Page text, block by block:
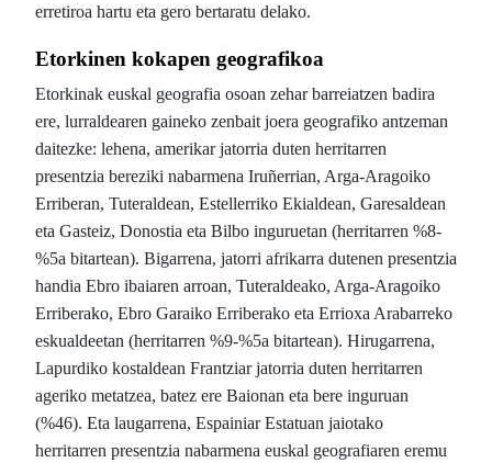
erretiroa hartu eta gero bertaratu delako.
Etorkinen kokapen geografikoa
Etorkinak euskal geografia osoan zehar barreiatzen badira
ere, lurraldearen gaineko zenbait joera geografiko antzeman
daitezke: lehena, amerikar jatorria duten herritarren
presentzia bereziki nabarmena Iruñerrian, Arga-Aragoiko
Erriberan, Tuteraldean, Estellerriko Ekialdean, Garesaldean
eta Gasteiz, Donostia eta Bilbo inguruetan (herritarren %8-
%5a bitartean). Bigarrena, jatorri afrikarra dutenen presentzia
handia Ebro ibaiaren arroan, Tuteraldeako, Arga-Aragoiko
Erriberako, Ebro Garaiko Erriberako eta Errioxa Arabarreko
eskualdeetan (herritarren %9-%5a bitartean). Hirugarrena,
Lapurdiko kostaldean Frantziar jatorria duten herritarren
ageriko metatzea, batez ere Baionan eta bere inguruan
(%46). Eta laugarrena, Espainiar Estatuan jaiotako
herritarren presentzia nabarmena euskal geografiaren eremu